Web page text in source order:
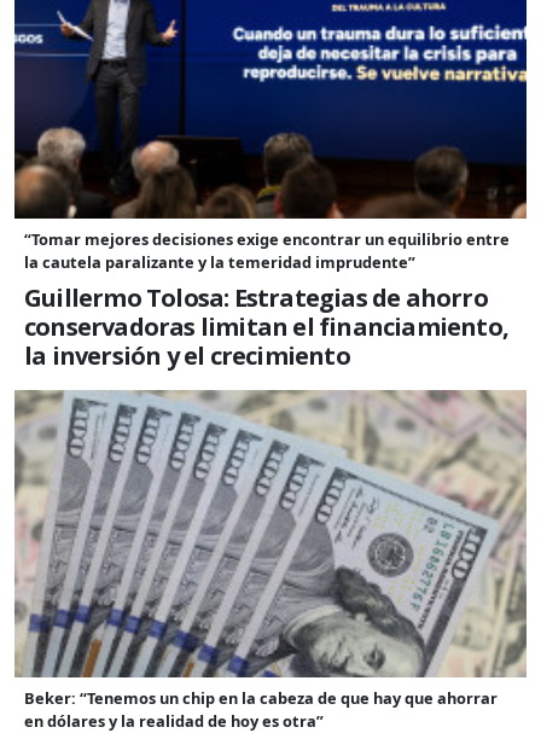
“Tomar mejores decisiones exige encontrar un equilibrio entre
la cautela paralizante y la temeridad imprudente”
Guillermo Tolosa: Estrategias de ahorro
conservadoras limitan el financiamiento,
la inversión y el crecimiento
Beker: “Tenemos un chip en la cabeza de que hay que ahorrar
en dólares y la realidad de hoy es otra”